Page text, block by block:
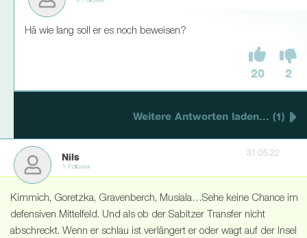
Hä wie lang soll er es noch beweisen?
20 2
Weitere Antworten laden... (1)
Nils
1 Follower
31.05.22
Kimmich, Goretzka, Gravenberch, Musiala…Sehe keine Chance im
defensiven Mittelfeld. Und als ob der Sabitzer Transfer nicht
abschreckt. Wenn er schlau ist verlängert er oder wagt auf der Insel